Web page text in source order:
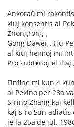
Ankoraŭ mi
kiuj konsentis al
Zhongrong，
Gong Dawei，Hu
al kiuj hejmoj mi
Pro subtenoj el iliaj
Finfine mi kun 4
al Pekino per 28a
S-rino Zhang kaj
kaj s-ro Sun adiaŭs
je la 25a de jul.